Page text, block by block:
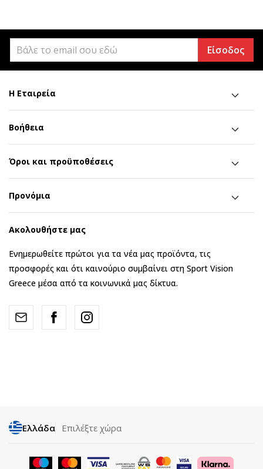
Είσοδος
Η Εταιρεία
Βοήθεια
Όροι και προϋποθέσεις
Προνόμια
Ακολουθήστε μας
Ενημερωθείτε πρώτοι για τα νέα μας προϊόντα, τις
προσφορές και ότι καινούριο συμβαίνει στη Sport Vision
Greece μέσα από τα κοινωνικά μας δίκτυα.
Ελλάδα Επιλέξτε χώρα